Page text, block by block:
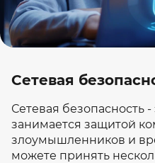
Сетевая
Сетевая безопасность -
занимается защитой
злоумышленников и
можете принять